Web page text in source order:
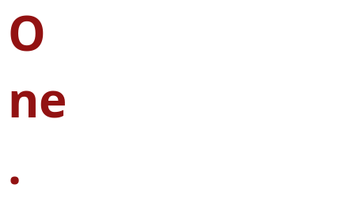
O
ne
.